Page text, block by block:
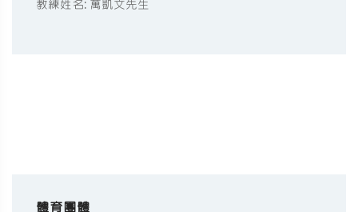
教練姓名: 萬凱文先生
體育團體